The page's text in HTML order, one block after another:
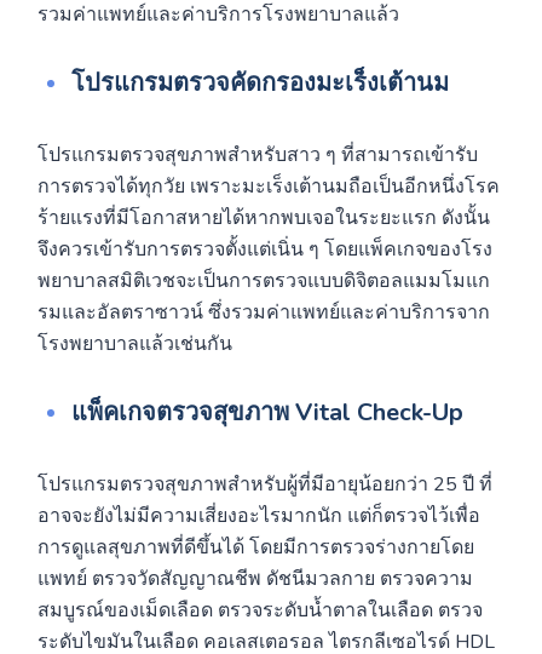
รวมค่าแพทย์และค่าบริการโรงพยาบาลแล้ว
โปรแกรมตรวจคัดกรองมะเร็งเต้านม
โปรแกรมตรวจสุขภาพสำหรับสาว ๆ ที่สามารถเข้ารับ
การตรวจได้ทุกวัย เพราะมะเร็งเต้านมถือเป็นอีกหนึ่งโรค
ร้ายแรงที่มีโอกาสหายได้หากพบเจอในระยะแรก ดังนั้น
จึงควรเข้ารับการตรวจตั้งแต่เนิ่น ๆ โดยแพ็คเกจของโรง
พยาบาลสมิติเวชจะเป็นการตรวจแบบดิจิตอลแมมโมแก
รมและอัลตราซาวน์ ซึ่งรวมค่าแพทย์และค่าบริการจาก
โรงพยาบาลแล้วเช่นกัน
แพ็คเกจตรวจสุขภาพ Vital Check-Up
โปรแกรมตรวจสุขภาพสำหรับผู้ที่มีอายุน้อยกว่า 25 ปี ที่
อาจจะยังไม่มีความเสี่ยงอะไรมากนัก แต่ก็ตรวจไว้เพื่อ
การดูแลสุขภาพที่ดีขึ้นได้ โดยมีการตรวจร่างกายโดย
แพทย์ ตรวจวัดสัญญาณชีพ ดัชนีมวลกาย ตรวจความ
สมบูรณ์ของเม็ดเลือด ตรวจระดับน้ำตาลในเลือด ตรวจ
ระดับไขมันในเลือด คอเลสเตอรอล ไตรกลีเซอไรด์ HDL